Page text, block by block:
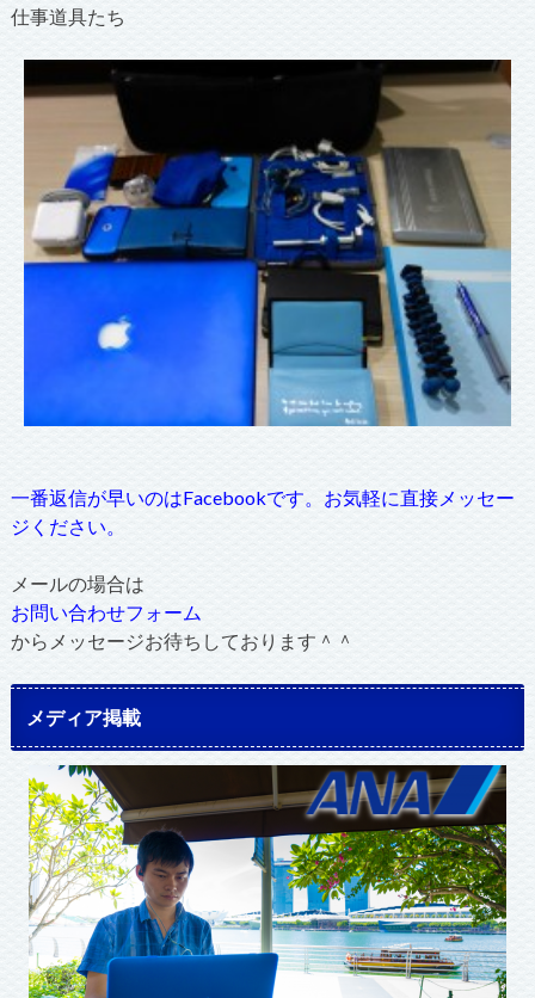
仕事道具たち
一番返信が早いのはFacebookです。お気軽に直接メッセー
ジください。
メールの場合は
お問い合わせフォーム
からメッセージお待ちしております＾＾
メディア掲載